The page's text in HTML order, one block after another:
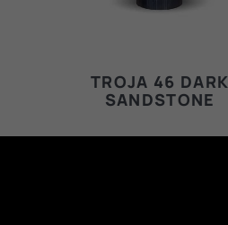
TROJA 46 DARK
SANDSTONE